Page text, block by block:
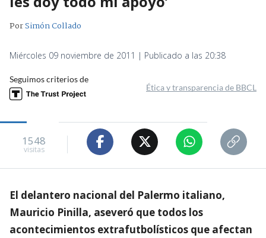
PorSimón Collado
Miércoles 09 noviembre de 2011 | Publicado a las 20:38
Seguimos criterios de
Ética y transparencia de BBCL
1548
visitas
El delantero nacional del Palermo italiano,
Mauricio Pinilla, aseveró que todos los
acontecimientos extrafutbolísticos que afectan